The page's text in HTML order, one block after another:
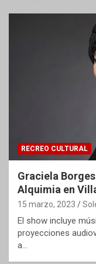
RECREO CULTURAL
Graciela
Alquimia en
15 marzo, 2023
El show incluye
proyecciones
a…